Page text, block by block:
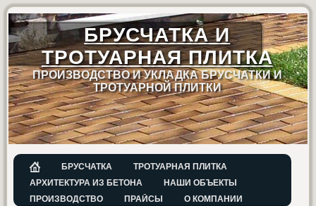
БРУСЧАТКА И
ТРОТУАРНАЯ ПЛИТКА
ПРОИЗВОДСТВО И УКЛАДКА БРУСЧАТКИ И
ТРОТУАРНОЙ ПЛИТКИ
БРУСЧАТКА
ТРОТУАРНАЯ ПЛИТКА
АРХИТЕКТУРА ИЗ БЕТОНА
НАШИ ОБЪЕКТЫ
ПРОИЗВОДСТВО
ПРАЙСЫ О КОМПАНИИ